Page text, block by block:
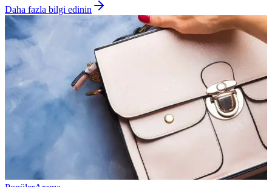
Daha fazla bilgi edinin